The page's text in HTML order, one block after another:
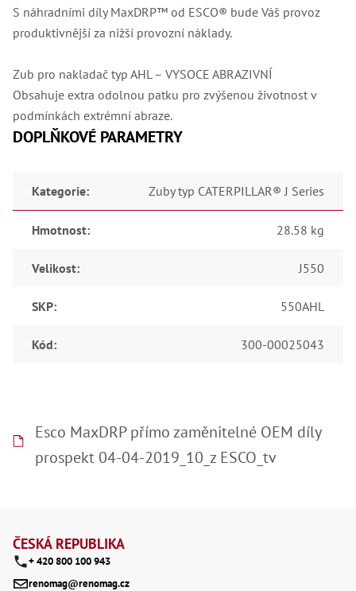
S náhradními díly MaxDRP™ od ESCO® bude Váš provoz
produktivnější za nižší provozní náklady.
Zub pro nakladač typ AHL – VYSOCE ABRAZIVNÍ
Obsahuje extra odolnou patku pro zvýšenou životnost v
podmínkách extrémní abraze.
DOPLŇKOVÉ PARAMETRY
Kategorie: Zuby typ CATERPILLAR® J Series
Hmotnost: 28.58 kg
Velikost: J550
SKP: 550AHL
Kód: 300-00025043
Esco MaxDRP přímo zaměnitelné OEM díly
prospekt 04-04-2019_10_z ESCO_tv
ČESKÁ REPUBLIKA
+ 420 800 100 943
renomag@renomag.cz